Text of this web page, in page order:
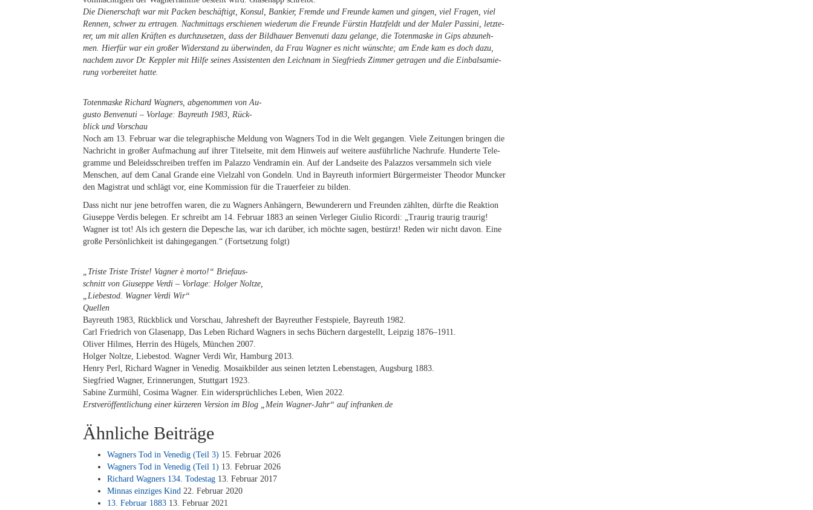
Die Die­ner­schaft war mit Pa­cken be­schäf­tigt, Kon­sul, Ban­kier, Frem­de und Freun­de ka­men und gin­gen, viel Fra­gen, viel
Ren­nen, schwer zu er­tra­gen. Nach­mit­tags er­schie­nen wie­der­um die Freun­de Fürs­tin Hatz­feldt und der Ma­ler Pas­si­ni, letz­te­
rer, um mit al­len Kräf­ten es durch­zu­set­zen, dass der Bild­hau­er Ben­ve­nuti dazu ge­lan­ge, die To­ten­mas­ke in Gips ab­zu­neh­
men. Hier­für war ein gro­ßer Wi­der­stand zu über­win­den, da Frau Wag­ner es nicht wünsch­te; am Ende kam es doch dazu,
nach­dem zu­vor Dr. Kepp­ler mit Hil­fe sei­nes As­sis­ten­ten den Leich­nam in Sieg­frieds Zim­mer ge­tra­gen und die Ein­bal­sa­mie­
rung vor­be­rei­tet hatte.
To­ten­mas­ke Ri­chard Wag­ners, ab­ge­nom­men von Au­
gus­to Ben­ve­nuti – Vor­la­ge: Bay­reuth 1983, Rück­
blick und Vorschau
Noch am 13. Fe­bru­ar war die te­le­gra­phi­sche Mel­dung von Wag­ners Tod in die Welt ge­gan­gen. Vie­le Zei­tun­gen brin­gen die
Nach­richt in gro­ßer Auf­ma­chung auf ih­rer Ti­tel­sei­te, mit dem Hin­weis auf wei­te­re aus­führ­li­che Nach­ru­fe. Hun­der­te Te­le­
gram­me und Be­leids­schrei­ben tref­fen im Pa­laz­zo Ven­d­ra­min ein. Auf der Land­sei­te des Pa­laz­zos ver­sam­meln sich vie­le
Men­schen, auf dem Ca­nal Gran­de eine Viel­zahl von Gon­deln. Und in Bay­reuth in­for­miert Bür­ger­meis­ter Theo­dor Mun­cker
den Ma­gis­trat und schlägt vor, eine Kom­mis­si­on für die Trau­er­fei­er zu bilden.
Dass nicht nur jene be­trof­fen wa­ren, die zu Wag­ners An­hän­gern, Be­wun­de­rern und Freun­den zähl­ten, dürf­te die Re­ak­ti­on
Giu­sep­pe Ver­dis be­le­gen. Er schreibt am 14. Fe­bru­ar 1883 an sei­nen Ver­le­ger Giu­lio Ri­cor­di: „Trau­rig trau­rig trau­rig!
Wag­ner ist tot! Als ich ges­tern die De­pe­sche las, war ich dar­über, ich möch­te sa­gen, be­stürzt! Re­den wir nicht da­von. Eine
gro­ße Per­sön­lich­keit ist da­hin­ge­gan­gen.“ (Fort­set­zung folgt)
„Tris­te Tris­te Tris­te! Va­gner è mor­to!“ Brief­aus­
schnitt von Giu­sep­pe Ver­di – Vor­la­ge: Hol­ger Nolt­ze,
„Lie­bes­tod. Wag­ner Ver­di Wir“
Quel­len
Bay­reuth 1983, Rück­blick und Vor­schau, Jah­res­heft der Bay­reu­ther Fest­spie­le, Bay­reuth 1982.
Carl Fried­rich von Gla­sen­app, Das Le­ben Ri­chard Wag­ners in sechs Bü­chern dar­ge­stellt, Leip­zig 1876–1911.
Oli­ver Hil­mes, Her­rin des Hü­gels, Mün­chen 2007.
Hol­ger Nolt­ze, Lie­bes­tod. Wag­ner Ver­di Wir, Ham­burg 2013.
Hen­ry Perl, Ri­chard Wag­ner in Ve­ne­dig. Mo­sa­ik­bil­der aus sei­nen letz­ten Le­bens­ta­gen, Augs­burg 1883.
Sieg­fried Wag­ner, Er­in­ne­run­gen, Stutt­gart 1923.
Sa­bi­ne Zur­mühl, Co­si­ma Wag­ner. Ein wi­der­sprüch­li­ches Le­ben, Wien 2022.
Erst­ver­öf­fent­li­chung ei­ner kür­ze­ren Ver­si­on im Blog „Mein Wag­ner-Jahr“ auf in​fran​ken​.de
Ähnliche Beiträge
Wag­ners Tod in Ve­ne­dig (Teil 3) 15. Fe­bru­ar 2026
Wag­ners Tod in Ve­ne­dig (Teil 1) 13. Fe­bru­ar 2026
Ri­chard Wag­ners 134. To­des­tag 13. Fe­bru­ar 2017
Min­nas ein­zi­ges Kind 22. Fe­bru­ar 2020
13. Fe­bru­ar 1883 13. Fe­bru­ar 2021